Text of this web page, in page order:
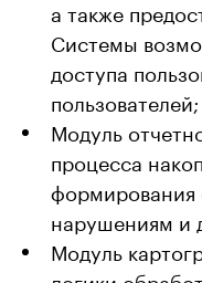
а также
Системы
доступа
пользователей;
Модуль
процесса
формирования
нарушениям и
Модуль